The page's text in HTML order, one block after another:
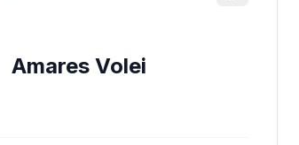
Amares Volei